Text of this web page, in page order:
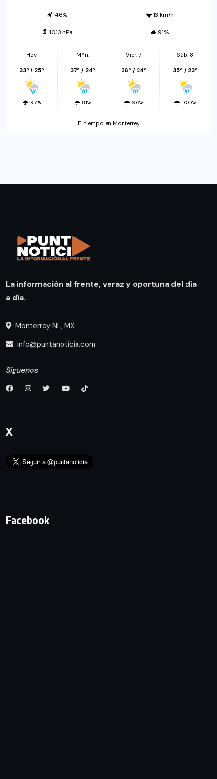
46% 13 km/h
1013 hPa 91%
Hoy
33º / 25º
97%
Mñn.
37º / 24º
81%
Vier. 7
36º / 24º
96%
Sáb. 8
35º / 23º
100%
El tiempo en Monterrey
La información al frente, veraz y oportuna del día
a día.
Monterrey NL, MX
info@puntanoticia.com
Síguenos
X
Facebook